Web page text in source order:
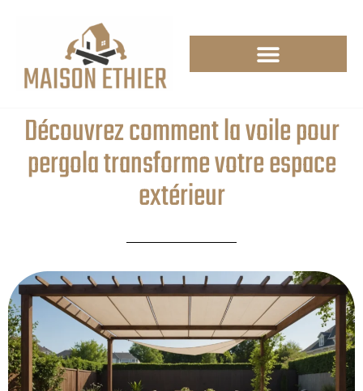
Découvrez comment la voile pour
pergola transforme votre espace
extérieur